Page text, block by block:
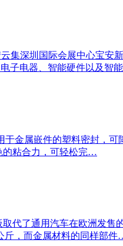
集深圳国际会展中心宝安
子电器、智能硬件以及智
于金属嵌件的塑料密封，可
的粘合力，可轻松完…
代了通用汽车在欧洲发售的
斤，而金属材料的同样部件